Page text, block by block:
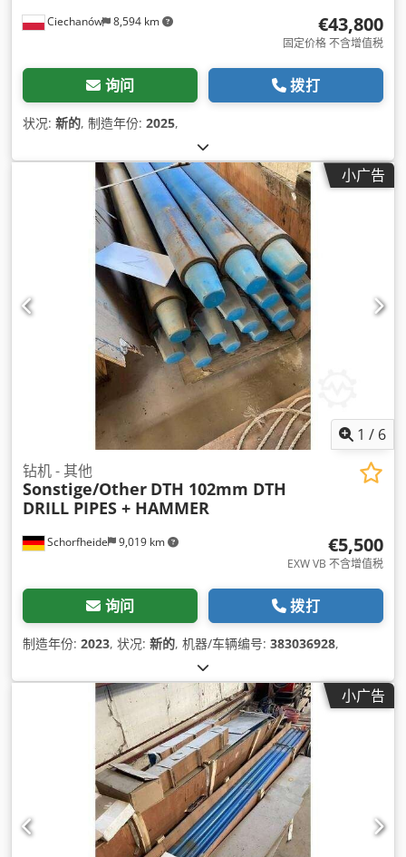
Ciechanów 8,594 km €43,800
固定价格 不含增值税
询问 拨打
状况: 新的, 制造年份: 2025,
小广告
1 / 6
Schorfheide 9,019 km
钻机 - 其他
Sonstige/Other DTH 102mm DTH
DRILL PIPES + HAMMER
€5,500
EXW VB 不含增值税
询问 拨打
制造年份: 2023, 状况: 新的, 机器/车辆编号: 383036928,
小广告